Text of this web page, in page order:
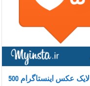
500 لایک عکس اینستاگرام